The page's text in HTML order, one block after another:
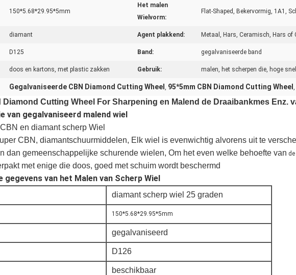
150*5.68*29.95*5mm
Het malen
Wielvorm:
Flat-Shaped, Bekervormig, 1A1,
diamant Agent plakkend: Metaal, Hars, Ceramisch, Hars of
D125 Band: gegalvaniseerde band
doos en kartons, met plastic zakken Gebruik: malen, het scherpen die, hoge
Gegalvaniseerde CBN Diamond Cutting Wheel , 95*5mm CBN Diamond Cutting Wheel ,
Diamond Cutting Wheel For Sharpening en Malend de Draaibankmes Enz.
van gegalvaniseerd malend wiel
en diamant scherp Wiel
CBN, diamantschuurmiddelen, Elk wiel is evenwichtig alvorens uit te
dan gemeenschappelijke schurende wielen, Om het even welke behoefte van de
met enige die doos, goed met schuim wordt beschermd
gegevens van het Malen van Scherp Wiel
diamant scherp wiel 25 graden
150*5.68*29.95*5mm
gegalvaniseerd
D126
beschikbaar